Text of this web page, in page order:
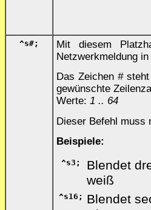
^s#;
Mit diesem
Netzwerkmeldung
Das Zeichen #steht
gewünschte
Werte: 1 .. 64
Dieser Befehl muss
Beispiele:
^s3;
Blendet
weiß
^s16;
Blendet